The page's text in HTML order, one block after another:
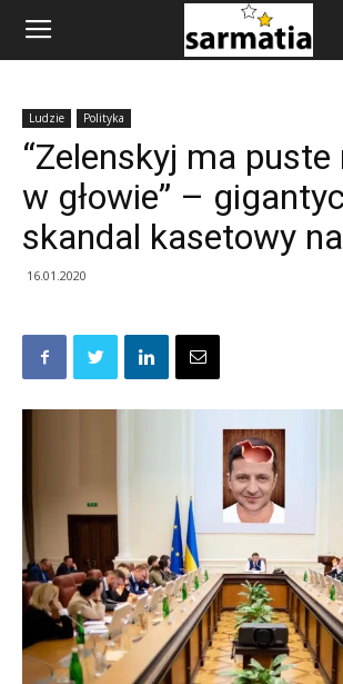
Ludzie Polityka
“Zelenskyj ma
w głowie” –
skandal kasetowy
16.01.2020